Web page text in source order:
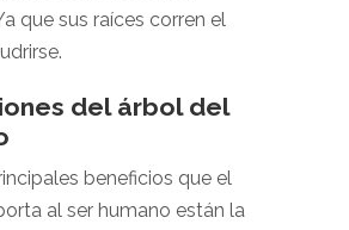
que sus raíces corren el
del árbol del
beneficios que el
al ser humano están la